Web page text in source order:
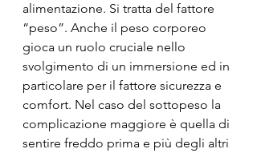
alimentazione. Si tratta del fattore
“peso”. Anche il peso corporeo
gioca un ruolo cruciale nello
svolgimento di un immersione ed in
particolare per il fattore sicurezza e
comfort. Nel caso del sottopeso la
complicazione maggiore è quella di
sentire freddo prima e più degli altri